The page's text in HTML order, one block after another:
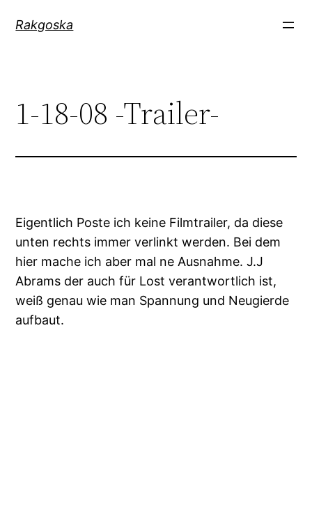
InhaltRakgoska
1-18-08 -Trailer-
Eigentlich Poste ich keine Filmtrailer, da diese
unten rechts immer verlinkt werden. Bei dem
hier mache ich aber mal ne Ausnahme. J.J
Abrams der auch für Lost verantwortlich ist,
weiß genau wie man Spannung und Neugierde
aufbaut.